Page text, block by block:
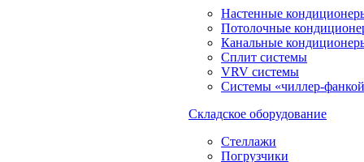
Настенные
Потолочные
Канальные
Сплит системы
VRV системы
Системы «чиллер-
Складское оборудование
Стеллажи
Погрузчики